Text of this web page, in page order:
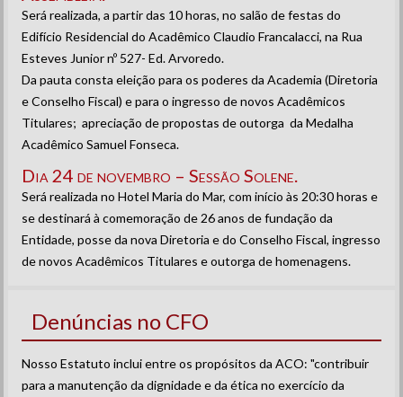
Será realizada, a partir das 10 horas, no salão de festas do
Edifício Residencial do Acadêmico Claudio Francalacci, na Rua
Esteves Junior nº 527- Ed. Arvoredo.
Da pauta consta eleição para os poderes da Academia (Diretoria
e Conselho Fiscal) e para o ingresso de novos Acadêmicos
Titulares; apreciação de propostas de outorga da Medalha
Acadêmico Samuel Fonseca.
Dia 24 de novembro – Sessão Solene.
Será realizada no Hotel Maria do Mar, com início às 20:30 horas e
se destinará à comemoração de 26 anos de fundação da
Entidade, posse da nova Diretoria e do Conselho Fiscal, ingresso
de novos Acadêmicos Titulares e outorga de homenagens.
Denúncias no CFO
Nosso Estatuto inclui entre os propósitos da ACO: "contribuir
para a manutenção da dignidade e da ética no exercício da